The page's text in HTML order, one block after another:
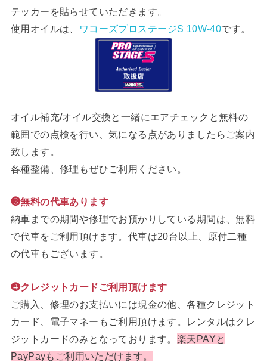
テッカーを貼らせていただきます。
使用オイルは、
ワコーズプロステージS 10W-40です。
オイル補充/オイル交換と一緒にエアチェックと無料の
範囲での点検を行い、気になる点がありましたらご案内
致します。
各種整備、修理もぜひご利用ください。
❸無料の代車あります
納車までの期間や修理でお預かりしている期間は、無料
で代車をご利用頂けます。代車は20台以上、原付二種
の代車もございます。
❹クレジットカードご利用頂けます
ご購入、修理のお支払いには現金の他、各種クレジット
カード、電子マネーもご利用頂けます。レンタルはクレ
ジットカードのみとなっております。 楽天PAYと
PayPayもご利用いただけます。